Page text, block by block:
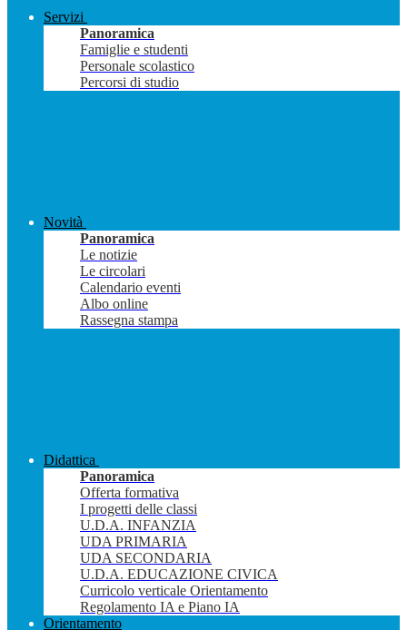
Servizi
Panoramica
Famiglie e studenti
Personale scolastico
Percorsi di studio
Novità
Panoramica
Le notizie
Le circolari
Calendario eventi
Albo online
Rassegna stampa
Didattica
Panoramica
Offerta formativa
I progetti delle classi
U.D.A. INFANZIA
UDA PRIMARIA
UDA SECONDARIA
U.D.A. EDUCAZIONE CIVICA
Curricolo verticale Orientamento
Regolamento IA e Piano IA
Orientamento